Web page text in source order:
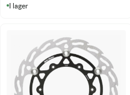
I lager